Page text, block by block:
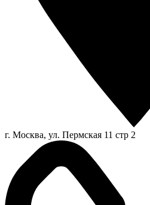
г. Москва, ул. Пермская 11 стр 2